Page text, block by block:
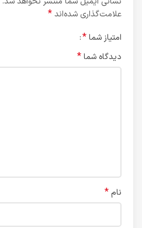
علامت‌گذاری شده‌اند*
امتیاز شما*
دیدگاه شما*
نام *